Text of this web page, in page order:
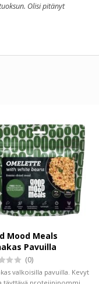
Olisi pitänyt
Mood Meals
Pavuilla
(0)
valkoisilla pavuilla. Kevyt